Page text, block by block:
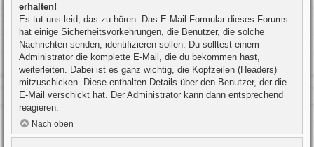
erhalten!
Es tut uns leid, das zu hören. Das E-Mail-Formular dieses Forums
hat einige Sicherheitsvorkehrungen, die Benutzer, die solche
Nachrichten senden, identifizieren sollen. Du solltest einem
Administrator die komplette E-Mail, die du bekommen hast,
weiterleiten. Dabei ist es ganz wichtig, die Kopfzeilen (Headers)
mitzuschicken. Diese enthalten Details über den Benutzer, der die
E-Mail verschickt hat. Der Administrator kann dann entsprechend
reagieren.
Nach oben